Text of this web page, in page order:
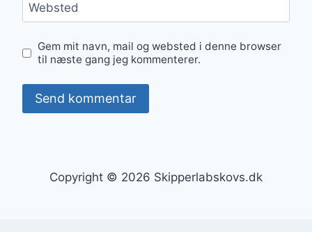
Websted
Gem mit navn, mail og websted i denne browser
til næste gang jeg kommenterer.
Copyright © 2026 Skipperlabskovs.dk